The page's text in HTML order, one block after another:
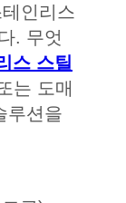
인리스
. 무엇
스 스틸
는 도매
루션을